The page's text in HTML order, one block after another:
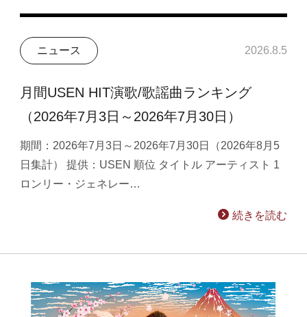
ニュース 2026.8.5
月間USEN HIT演歌/歌謡曲ランキング
（2026年7月3日～2026年7月30日）
期間：2026年7月3日～2026年7月30日（2026年8月5
日集計） 提供：USEN 順位 タイトル アーティスト 1
ロンリー・ジェネレー…
続きを読む